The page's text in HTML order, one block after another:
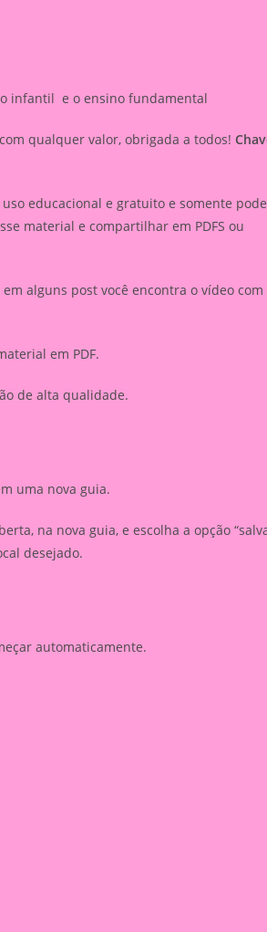
infantil e o ensino fundamental
qualquer valor, obrigada a todos!
educacional e gratuito e somente pode
material e compartilhar em PDFS ou
alguns post você encontra o vídeo com
em PDF.
de alta qualidade.
uma nova guia.
na nova guia, e escolha a opção
desejado.
automaticamente.